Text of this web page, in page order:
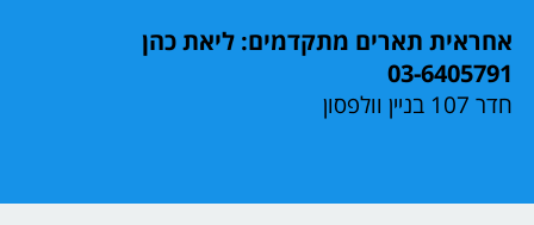
אחראית תארים מתקדמים: ליאת כהן
03-6405791
חדר 107 בניין וולפסון